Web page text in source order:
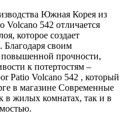
Южная Корея из
Volcano 542 отличается
которое создает
Благодаря своим
прочности,
к потертостям –
Patio Volcano 542 , который
в магазине Современные
в жилых комнатах, так и в